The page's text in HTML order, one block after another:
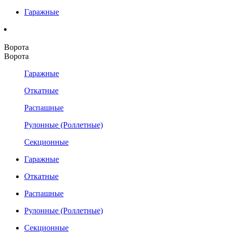
Гаражные
Ворота
Ворота
Гаражные
Откатные
Распашные
Рулонные (Роллетные)
Секционные
Гаражные
Откатные
Распашные
Рулонные (Роллетные)
Секционные